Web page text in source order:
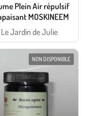
Plein Air répulsif
MOSKINEEM
Le Jardin de Julie
NON DISPONIBLE